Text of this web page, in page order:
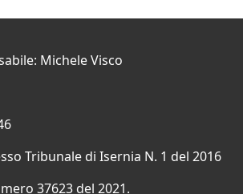
Michele Visco
Tribunale di Isernia N. 1 del 2016
37623 del 2021.